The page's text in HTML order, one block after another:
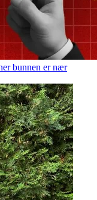
bunnen er nær